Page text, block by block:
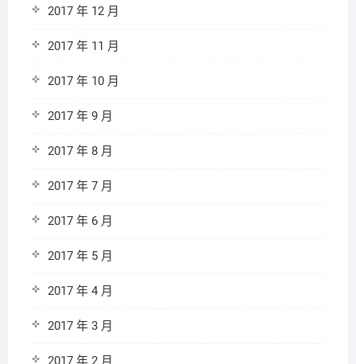
2017 年 12 月
2017 年 11 月
2017 年 10 月
2017 年 9 月
2017 年 8 月
2017 年 7 月
2017 年 6 月
2017 年 5 月
2017 年 4 月
2017 年 3 月
2017 年 2 月